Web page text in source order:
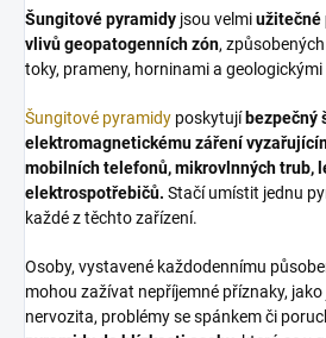
Šungitové pyramidy jsou velmiužitečné
vlivů geopatogenních zón,
toky, prameny, horninami a
Šungitové pyramidy poskytují bezpečný
elektromagnetickému záření
mobilních telefonů, mikrovlnných trub,
elektrospotřebičů. Stačí umístit jednu
každé z těchto zařízení.
Osoby, vystavené každodennímu
mohou zažívat nepříjemné příznaky,
nervozita, problémy se spánkem či